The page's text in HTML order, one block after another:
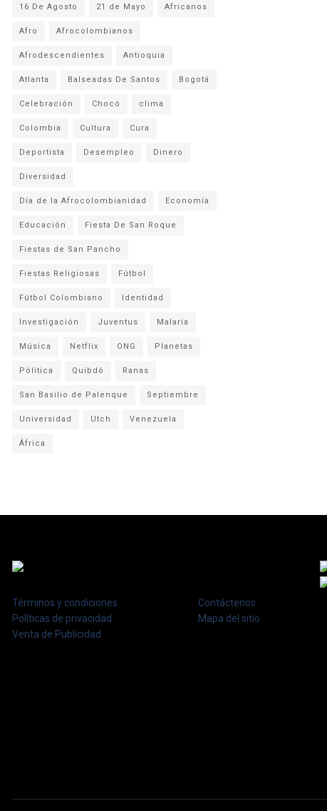
16 De Agosto 21 de Mayo Africanos
Afro Afrocolombianos
Afrodescendientes Antioquia
Atlanta Balseadas De Santos Bogotá
Celebración Chocó clima
Colombia Cultura Cura
Deportista Desempleo Dinero
Diversidad
Día de la Afrocolombianidad Economía
Educación Fiesta De San Roque
Fiestas de San Pancho
Fiestas Religiosas Fútbol
Fútbol Colombiano Identidad
Investigación Juventus Malaria
Música Netflix ONG Planetas
Pólitica Quibdó Ranas
San Basilio de Palenque Septiembre
Universidad Utch Venezuela
África
Términos y condiciones
Políticas de privacidad
Venta de Publicidad
Contáctenos
Mapa del sitio